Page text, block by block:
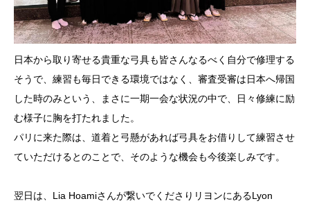
日本から取り寄せる貴重な弓具も皆さんなるべく自分で修理する
そうで、練習も毎日できる環境ではなく、審査受審は日本へ帰国
した時のみという、まさに一期一会な状況の中で、日々修練に励
む様子に胸を打たれました。
パリに来た際は、道着と弓懸があれば弓具をお借りして練習させ
ていただけるとのことで、そのような機会も今後楽しみです。
翌日は、Lia Hoamiさんが繋いでくださりリヨンにあるLyon